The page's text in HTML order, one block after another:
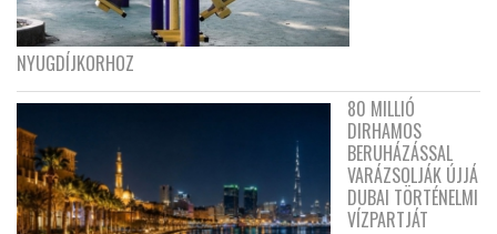
NYUGDÍJKORHOZ
80 MILLIÓ
DIRHAMOS
BERUHÁZÁSSAL
VARÁZSOLJÁK ÚJJÁ
DUBAI TÖRTÉNELMI
VÍZPARTJÁT